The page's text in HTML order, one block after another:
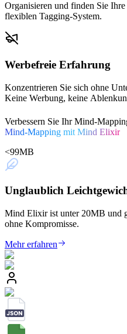
Organisieren und finden Sie
flexiblen Tagging-System.
Werbefreie Erfahrung
Konzentrieren Sie sich ohne
Keine Werbung, keine
Verbessern Sie Ihr Mind-
Mind-Mapping mit Mind Elixir
<99MB
Unglaublich
Mind Elixir ist unter 20MB und
ohne Kompromisse.
Mehr erfahren